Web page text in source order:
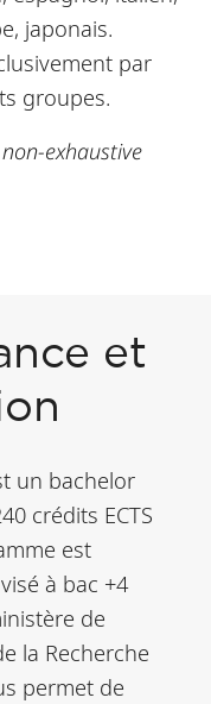
japonais.
par
groupes.
exhaustive
et
un bachelor
crédits ECTS
est
à bac +4
de
la Recherche
permet de